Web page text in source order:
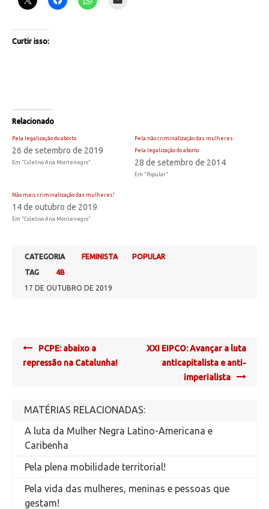
Curtir isso:
Relacionado
Pela legalização do aborto
26 de setembro de 2019
Em "Coletivo Ana Montenegro"
Pela não criminalização das mulheres.
Pela legalização do aborto
28 de setembro de 2014
Em "Popular"
Não mais criminalização das mulheres!
14 de outubro de 2019
Em "Coletivo Ana Montenegro"
CATEGORIA FEMINISTA
POPULAR
TAG
4B
17 DE OUTUBRO DE 2019
Post
navigation
PCPE: abaixo a
repressão na Catalunha!
XXI EIPCO: Avançar a luta
anticapitalista e anti-
imperialista
MATÉRIAS RELACIONADAS:
A luta da Mulher Negra Latino-Americana e
Caribenha
Pela plena mobilidade territorial!
Pela vida das mulheres, meninas e pessoas que
gestam!